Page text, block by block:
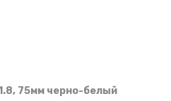
75мм черно-белый